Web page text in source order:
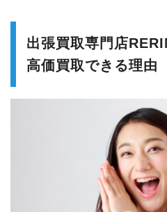
出張買取専門店
高価買取できる理由